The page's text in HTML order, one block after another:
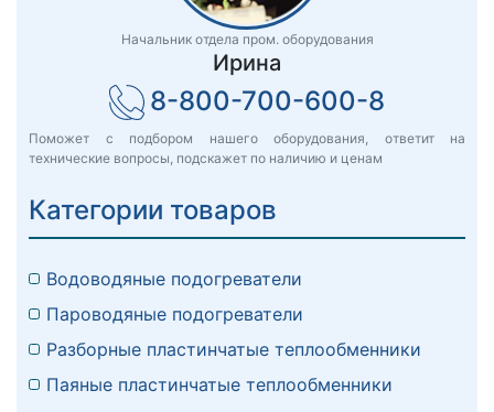
Начальник отдела пром. оборудования
Ирина
8-800-700-600-8
Поможет с подбором нашего оборудования, ответит на
технические вопросы, подскажет по наличию и ценам
Категории товаров
Водоводяные подогреватели
Пароводяные подогреватели
Разборные пластинчатые теплообменники
Паяные пластинчатые теплообменники